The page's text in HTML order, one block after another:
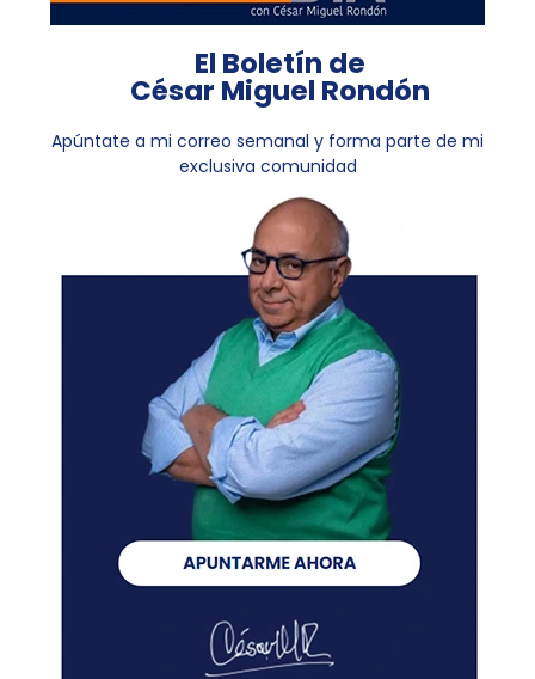
El Boletín de
César Miguel Rondón
Apúntate a mi correo semanal y forma parte de mi
exclusiva comunidad